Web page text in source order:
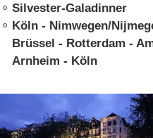
Oder
Rhein | Nebenflüsse
Rhone
Seine
Wolga
Silvester-Galadinner
Köln - Nimwegen/
Brüssel - Rotterdam -
Arnheim - Köln